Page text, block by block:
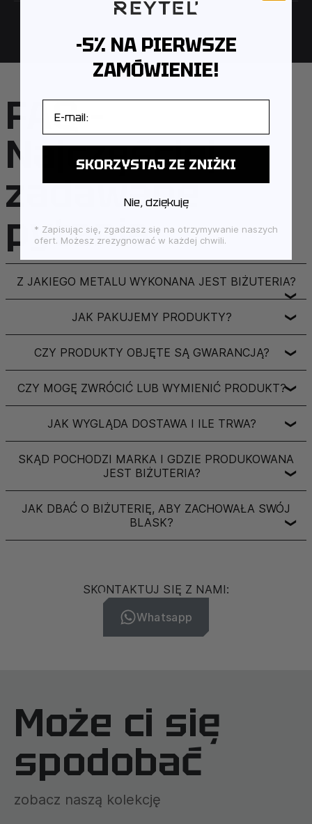
FAQ –
Najczęściej
zadawane
pytania
Z JAKIEGO METALU WYKONANA JEST BIŻUTERIA?
❯
JAK PAKUJEMY PRODUKTY? ❯
CZY PRODUKTY OBJĘTE SĄ GWARANCJĄ? ❯
CZY MOGĘ ZWRÓCIĆ LUB WYMIENIĆ PRODUKT?❯
JAK WYGLĄDA DOSTAWA I ILE TRWA? ❯
SKĄD POCHODZI MARKA I GDZIE PRODUKOWANA
JEST BIŻUTERIA?
❯
JAK DBAĆ O BIŻUTERIĘ, ABY ZACHOWAŁA SWÓJ
BLASK?
❯
SKONTAKTUJ SIĘ Z NAMI:
Whatsapp
Może ci się
spodobać
zobacz naszą kolekcję
-5% NA PIERWSZE
ZAMÓWIENIE!
SKORZYSTAJ ZE ZNIŻKI
Nie, dziękuję
* Zapisując się, zgadzasz się na otrzymywanie naszych
ofert. Możesz zrezygnować w każdej chwili.